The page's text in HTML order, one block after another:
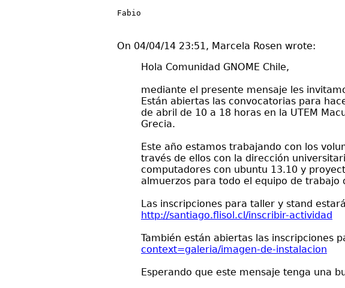
Fabio
On 04/04/14 23:51, Marcela Rosen wrote:
Hola Comunidad GNOME Chile,
mediante el presente mensaje les
Están abiertas las convocatorias para
de abril de 10 a 18 horas en la UTEM
Grecia.
Este año estamos trabajando con los
través de ellos con la dirección
computadores con ubuntu 13.10 y
almuerzos para todo el equipo de trabajo
Las inscripciones para taller y stand
http://santiago.flisol.cl/inscribir-actividad
También están abiertas las inscripciones
context=galeria/imagen-de-instalacion
Esperando que este mensaje tenga una